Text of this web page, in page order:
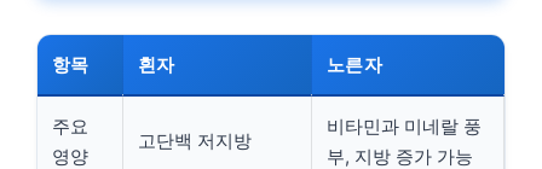
항목 흰자 노른자
주요
영양
고단백 저지방
비타민과 미네랄 풍
부, 지방 증가 가능